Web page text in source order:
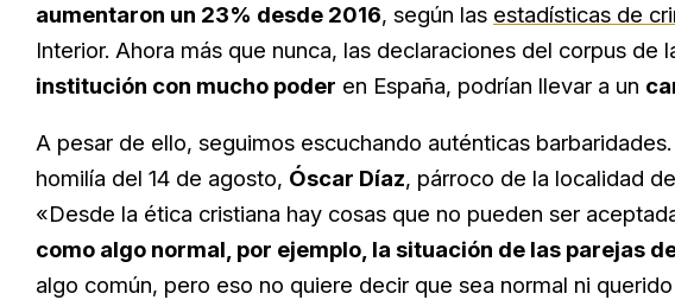
aumentaron un 23% desde 2016, según las estadísticas de
Interior. Ahora más que nunca, las declaraciones del corpus de
institución con mucho poder en España, podrían llevar a un
A pesar de ello, seguimos escuchando auténticas
homilía del 14 de agosto, Óscar Díaz, párroco de la localidad
«Desde la ética cristiana hay cosas que no pueden ser
como algo normal, por ejemplo, la situación de las parejas
algo común, pero eso no quiere decir que sea normal ni